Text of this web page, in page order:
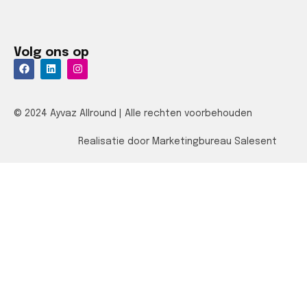
Volg ons op
© 2024 Ayvaz Allround | Alle rechten voorbehouden
Realisatie door Marketingbureau Salesent